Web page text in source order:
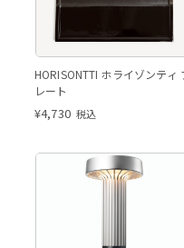
HORISONTTI ホライゾンティ
レート
¥4,730 税込